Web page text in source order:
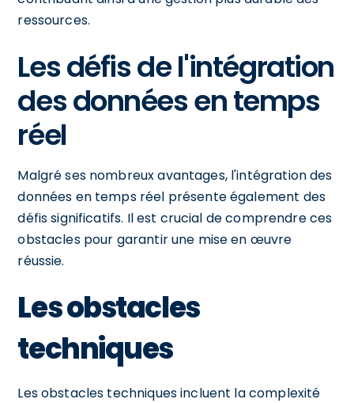
ressources.
Les défis de l'intégration
des données en temps
réel
Malgré ses nombreux avantages, l'intégration des
données en temps réel présente également des
défis significatifs. Il est crucial de comprendre ces
obstacles pour garantir une mise en œuvre
réussie.
Les obstacles
techniques
Les obstacles techniques incluent la complexité